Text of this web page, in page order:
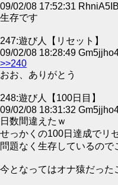
09/02/08 17:52:31 RhniA5IB
生存です
247:遊び人【リセット】
09/02/08 18:28:49
>>240
おお、ありがとう
248:遊び人【100日目】
09/02/08 18:31:32
日数間違えたｗ
せっかくの100日達成でリ
問題なく生存しているので
今となってはオナ猿だった